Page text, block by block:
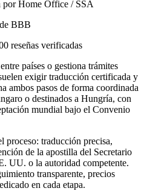
por Home Office / SSA
BBB
reseñas verificadas
países o gestiona trámites
exigir traducción certificada y
ambos pasos de forma coordinada
o destinados a Hungría, con
mundial bajo el Convenio
traducción precisa,
de la apostilla del Secretario
UU. o la autoridad competente.
transparente, precios
en cada etapa.